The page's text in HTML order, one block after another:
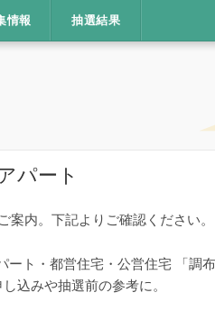
情報 抽選結果
パート
案内。下記よりご確認ください。
ート・都営住宅・公営住宅 「調
込みや抽選前の参考に。